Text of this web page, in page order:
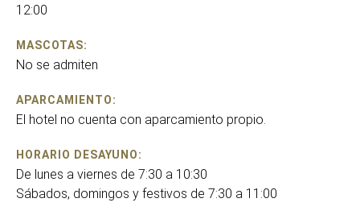
12:00
MASCOTAS:
No se admiten
APARCAMIENTO:
El hotel no cuenta con aparcamiento propio.
HORARIO DESAYUNO:
De lunes a viernes de 7:30 a 10:30
Sábados, domingos y festivos de 7:30 a 11:00